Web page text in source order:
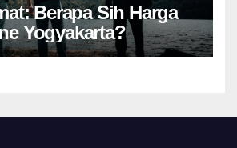
Berapa Sih Harga
Yogyakarta?